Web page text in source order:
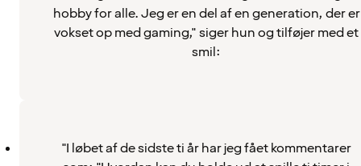
hobby for alle. Jeg er en del af en generation, der er
vokset op med gaming," siger hun og tilføjer med et
smil:
"I løbet af de sidste ti år har jeg fået kommentarer